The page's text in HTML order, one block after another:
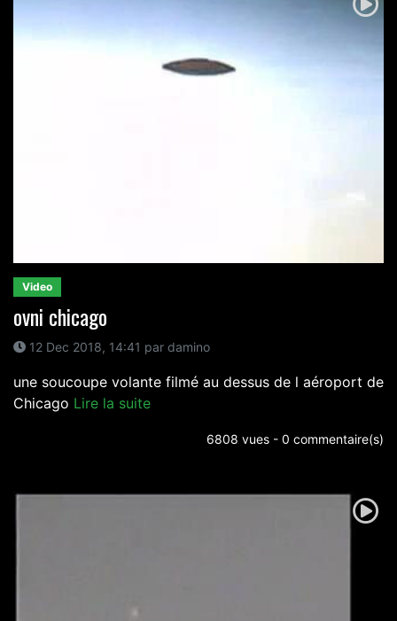
Video
ovni chicago
12 Dec 2018, 14:41 par damino
une soucoupe volante filmé au dessus de l aéroport de
Chicago Lire la suite
6808 vues - 0 commentaire(s)